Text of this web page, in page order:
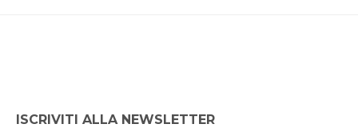
ISCRIVITI ALLA NEWSLETTER